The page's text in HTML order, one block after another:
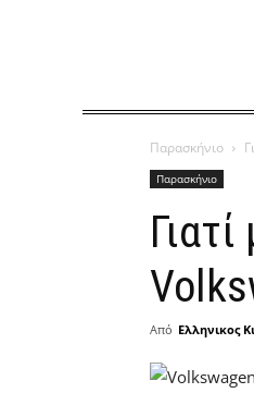
Παρασκήνιο
Παρασκήνιο
Από Ελληνικος